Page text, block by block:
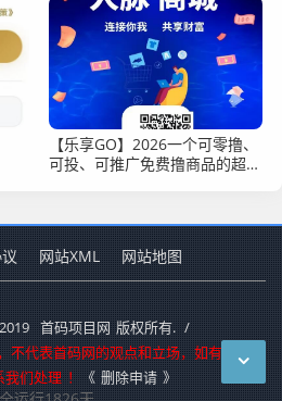
【乐享GO】2026一个可零撸、
可投、可推广免费撸商品的超级
网站XML 网站地图
首码项目网 版权所有. /
代表首码网的观点和立场，如有侵犯您
我们处理 ！《 删除申请 》